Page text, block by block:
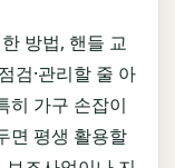
방법, 핸들 교
검·관리할 줄 아
히 가구 손잡이
면 평생 활용할